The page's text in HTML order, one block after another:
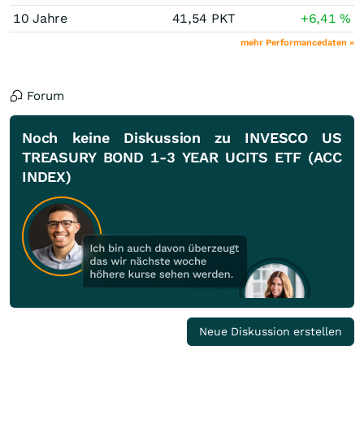
10 Jahre
41,54 PKT +6,41%
mehr Performancedaten »
Forum
Noch keine Diskussion zu INVESCO US
TREASURY BOND 1-3 YEAR UCITS ETF (ACC
INDEX)
Neue Diskussion erstellen